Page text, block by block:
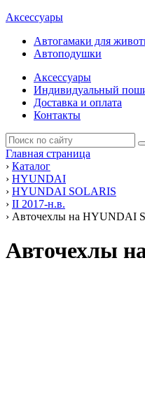
Аксессуары
Автогамаки для
Автоподушки
Аксессуары
Индивидуальный
Доставка и оплата
Контакты
Главная страница
› Каталог
› HYUNDAI
› HYUNDAI SOLARIS
› II 2017-н.в.
› Авточехлы на HYUNDAI
Авточехлы